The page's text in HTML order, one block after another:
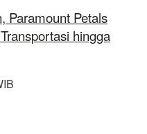
Paramount Petals
hingga